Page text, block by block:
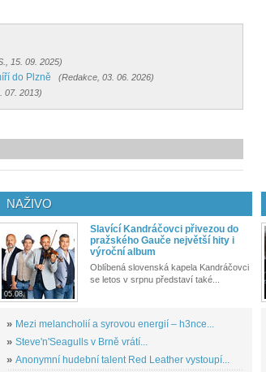
15. 09. 2025)
do Plzně (Redakce, 03. 06. 2026)
07. 2013)
NAŽIVO
05.08.
Slavící Kandráčovci přivezou do
pražského Gauče největší hity i
výroční album
Oblíbená slovenská kapela Kandráčovci
se letos v srpnu představí také...
» Mezi melancholií a syrovou energií – h3nce...
» Steve'n'Seagulls v Brně vrátí...
» Anonymní hudební talent Red Leather vystoupí...